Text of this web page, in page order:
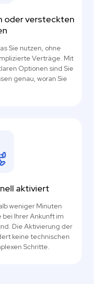
oder versteckten
Sie nutzen, ohne
Verträge. Mit
Optionen sind Sie
genau, woran Sie
aktiviert
weniger Minuten
bei Ihrer Ankunft im
Die Aktivierung der
keine technischen
Schritte.